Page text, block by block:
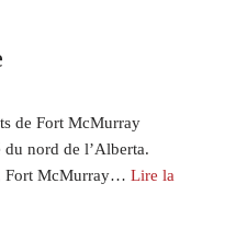
de Fort McMurray
nord de l’Alberta.
Fort McMurray… Lire la